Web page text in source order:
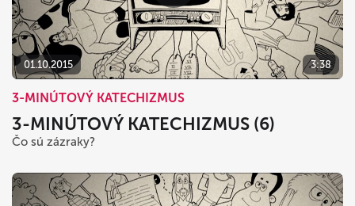
01.10.2015 3:38
3-MINÚTOVÝ KATECHIZMUS
3-MINÚTOVÝ KATECHIZMUS (6)
Čo sú zázraky?